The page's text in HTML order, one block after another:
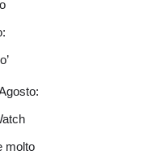
molto